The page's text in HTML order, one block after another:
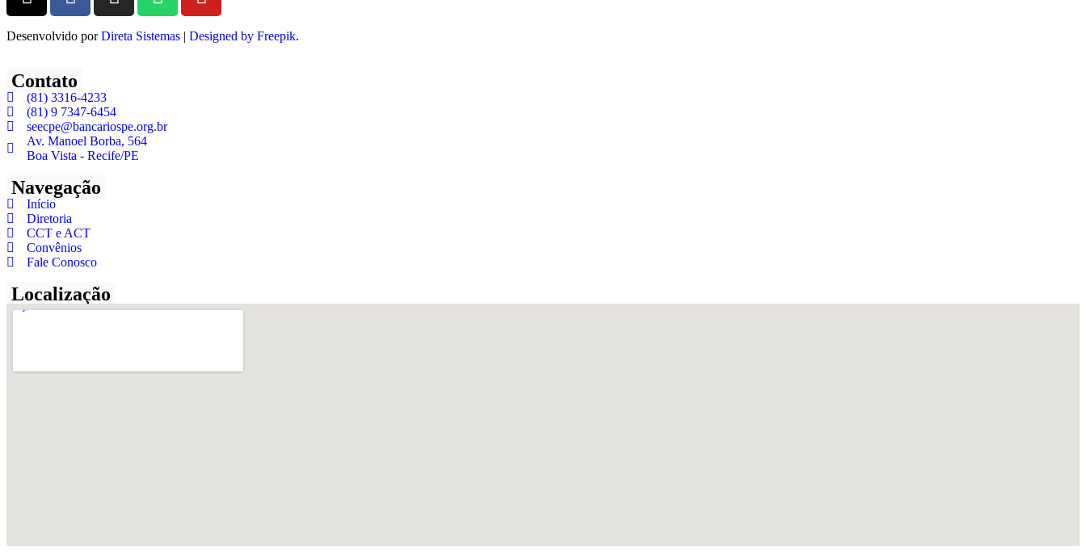
Desenvolvido porDireta Sistemas | Designed by Freepik.
Contato
(81) 3316-4233
(81) 9 7347-6454
seecpe@bancariospe.org.br
Av. Manoel Borba, 564
Boa Vista - Recife/PE
Navegação
Início
Diretoria
CCT e ACT
Convênios
Fale Conosco
Localização